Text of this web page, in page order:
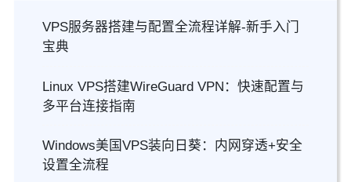
VPS服务器搭建与配置全流程详解-新手入门
宝典
Linux VPS搭建WireGuard VPN：快速配置与
多平台连接指南
Windows美国VPS装向日葵：内网穿透+安全
设置全流程